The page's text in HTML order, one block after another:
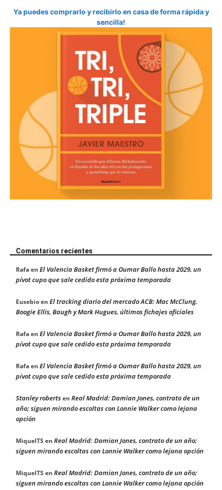
Ya puedes comprarlo y recibirlo en casa de forma rápida y
sencilla!
Comentarios recientes
Rafaen El Valencia Basket firmó a Oumar Ballo hasta 2029, un
pívot cupo que sale cedido esta próxima temporada
Eusebioen El tracking diario del mercado ACB: Mac McClung,
Boogie Ellis, Baugh y Mark Hugues, últimos fichajes oficiales
Rafaen El Valencia Basket firmó a Oumar Ballo hasta 2029, un
pívot cupo que sale cedido esta próxima temporada
Rafaen El Valencia Basket firmó a Oumar Ballo hasta 2029, un
pívot cupo que sale cedido esta próxima temporada
Stanley robertsen Real Madrid: Damian Jones, contrato de un
año; siguen mirando escoltas con Lonnie Walker como lejana
opción
MiquelTS en Real Madrid: Damian Jones, contrato de un año;
siguen mirando escoltas con Lonnie Walker como lejana opción
MiquelTS en Real Madrid: Damian Jones, contrato de un año;
siguen mirando escoltas con Lonnie Walker como lejana opción